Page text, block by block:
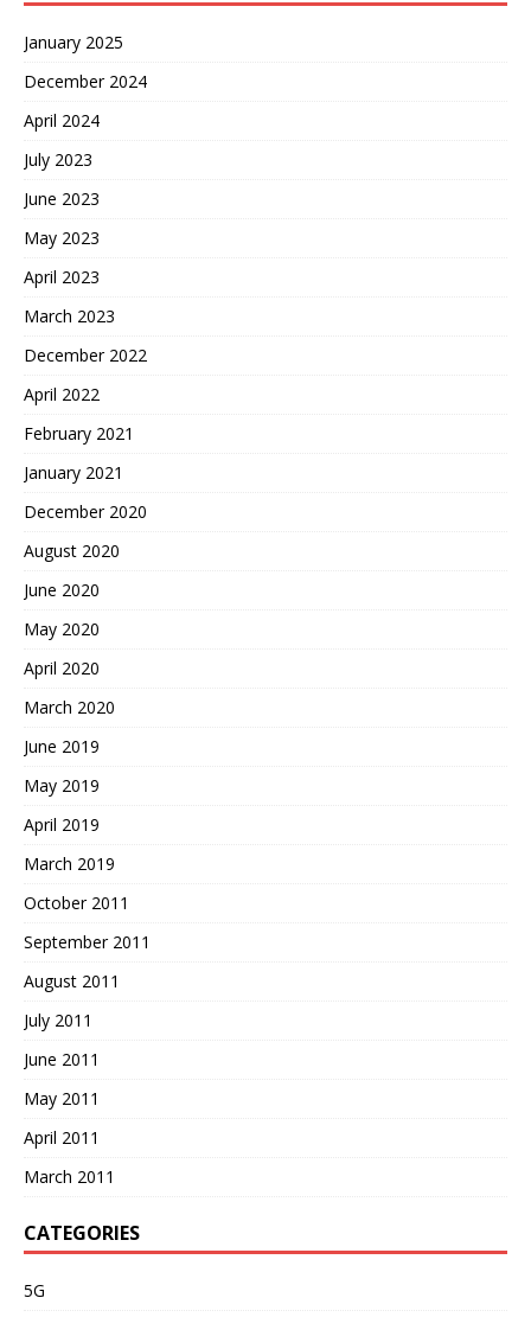
January 2025
December 2024
April 2024
July 2023
June 2023
May 2023
April 2023
March 2023
December 2022
April 2022
February 2021
January 2021
December 2020
August 2020
June 2020
May 2020
April 2020
March 2020
June 2019
May 2019
April 2019
March 2019
October 2011
September 2011
August 2011
July 2011
June 2011
May 2011
April 2011
March 2011
CATEGORIES
5G